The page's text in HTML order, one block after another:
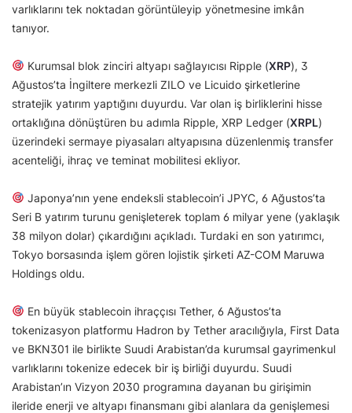
varlıklarını tek noktadan görüntüleyip yönetmesine imkân
tanıyor.
Kurumsal blok zinciri altyapı sağlayıcısı Ripple (XRP), 3
Ağustos’ta İngiltere merkezli ZILO ve Licuido şirketlerine
stratejik yatırım yaptığını duyurdu. Var olan iş birliklerini hisse
ortaklığına dönüştüren bu adımla Ripple, XRP Ledger (XRPL)
üzerindeki sermaye piyasaları altyapısına düzenlenmiş transfer
acenteliği, ihraç ve teminat mobilitesi ekliyor.
Japonya’nın yene endeksli stablecoin’i JPYC, 6 Ağustos’ta
Seri B yatırım turunu genişleterek toplam 6 milyar yene (yaklaşık
38 milyon dolar) çıkardığını açıkladı. Turdaki en son yatırımcı,
Tokyo borsasında işlem gören lojistik şirketi AZ-COM Maruwa
Holdings oldu.
En büyük stablecoin ihraççısı Tether, 6 Ağustos’ta
tokenizasyon platformu Hadron by Tether aracılığıyla, First Data
ve BKN301 ile birlikte Suudi Arabistan’da kurumsal gayrimenkul
varlıklarını tokenize edecek bir iş birliği duyurdu. Suudi
Arabistan’ın Vizyon 2030 programına dayanan bu girişimin
ileride enerji ve altyapı finansmanı gibi alanlara da genişlemesi